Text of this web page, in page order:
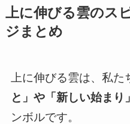
上に伸びる雲のス
ジまとめ
上に伸びる雲は、私た
と」や「新しい始まり」
ンボルです。